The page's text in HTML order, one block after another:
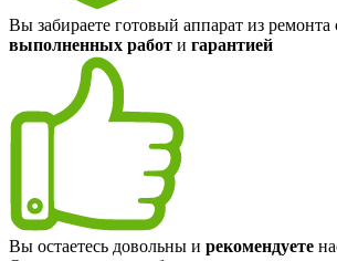
Вы забираете готовый аппарат из ремонта
выполненных работ и гарантией
Вы остаетесь довольны и рекомендуете